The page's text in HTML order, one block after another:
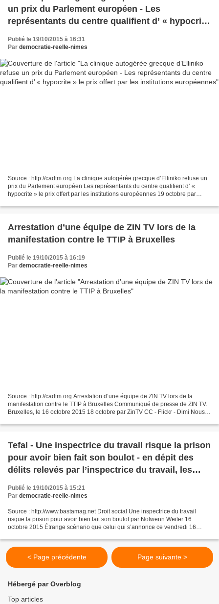
un prix du Parlement européen - Les
représentants du centre qualifient d’ « hypocrite
» le prix offert par les institutions européennes
Publié le 19/10/2015 à 16:31
Par democratie-reelle-nimes
Source : http://cadtm.org La clinique autogérée grecque d’Elliniko refuse un
prix du Parlement européen Les représentants du centre qualifient d’ «
hypocrite » le prix offert par les institutions européennes 19 octobre par
Arrestation d’une équipe de ZIN TV lors de la
manifestation contre le TTIP à Bruxelles
Publié le 19/10/2015 à 16:19
Par democratie-reelle-nimes
Source : http://cadtm.org Arrestation d’une équipe de ZIN TV lors de la
manifestation contre le TTIP à Bruxelles Communiqué de presse de ZIN TV.
Bruxelles, le 16 octobre 2015 18 octobre par ZinTV CC - Flickr - Dimi Nous
Tefal - Une inspectrice du travail risque la prison
pour avoir bien fait son boulot - en dépit des
délits relevés par l’inspectrice du travail, les
dirigeants de Tefal, seront eux, sur le banc des
victimes
Publié le 19/10/2015 à 15:21
Par democratie-reelle-nimes
Source : http://www.bastamag.net Droit social Une inspectrice du travail
risque la prison pour avoir bien fait son boulot par Nolwenn Weiler 16
octobre 2015 Étrange scénario que celui qui s’annonce ce vendredi 16
< Page précédente Page suivante >
Hébergé par Overblog
Top articles